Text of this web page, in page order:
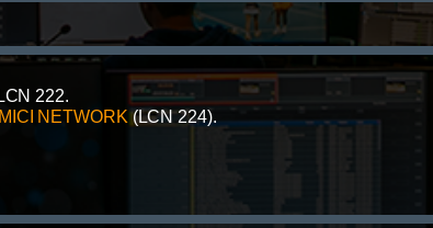
222.
NETWORK(LCN 224).